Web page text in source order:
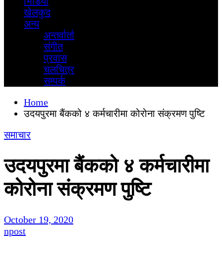
खेलकुद
अन्य
अन्तर्वार्ता
स‌ंगीत
प्रवास
चलचित्र
सम्पर्क
Home
उदयपुरमा बैंकको ४ कर्मचारीमा कोरोना संक्रमण पुष्टि
समाचार
उदयपुरमा बैंकको ४ कर्मचारीमा
कोरोना संक्रमण पुष्टि
October 19, 2020
npost